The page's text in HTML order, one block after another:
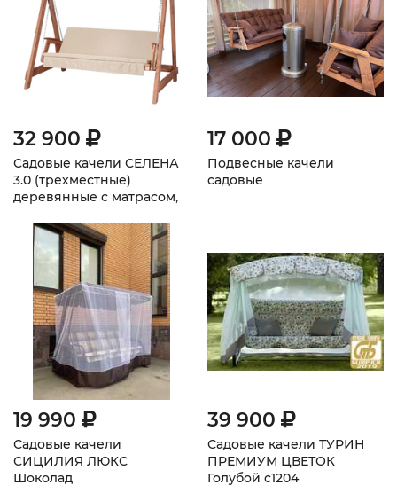
32 900
Садовые качели СЕЛЕНА
3.0 (трехместные)
деревянные с матрасом,
17 000
Подвесные качели
садовые
19 990
Садовые качели
СИЦИЛИЯ ЛЮКС
Шоколад
39 900
Садовые качели ТУРИН
ПРЕМИУМ ЦВЕТОК
Голубой с1204